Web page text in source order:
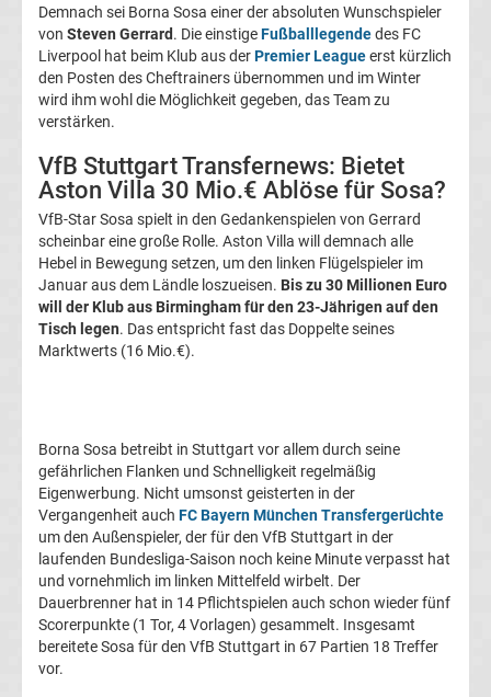
Transfergerüchte
1.
FC
Saarbrücken
Transfergerüchte
1.
Berlin
Transfergerüchte
FSV
Demnach sei Borna Sosa einer der absoluten Wunschspieler
von Steven Gerrard. Die einstigeFußballlegendedes FC
Liverpool hat beim Klub aus derPremier Leagueerst kürzlich
den Posten des Cheftrainers übernommen und im Winter
wird ihm wohl die Möglichkeit gegeben, das Team zu
verstärken.
VfB Stuttgart Transfernews: Bietet
Aston Villa 30 Mio.€ Ablöse für Sosa?
VfB-Star Sosa spielt in den Gedankenspielen von Gerrard
scheinbar eine große Rolle. Aston Villa will demnach alle
Hebel in Bewegung setzen, um den linken Flügelspieler im
Januar aus dem Ländle loszueisen. Bis zu 30 Millionen Euro
will der Klub aus Birmingham für den 23-Jährigen auf den
Tisch legen. Das entspricht fast das Doppelte seines
Marktwerts (16 Mio.€).
Borna Sosa betreibt in Stuttgart vor allem durch seine
gefährlichen Flanken und Schnelligkeit regelmäßig
Eigenwerbung. Nicht umsonst geisterten in der
Vergangenheit auch FC Bayern München Transfergerüchte
um den Außenspieler, der für den VfB Stuttgart in der
laufenden Bundesliga-Saison noch keine Minute verpasst hat
und vornehmlich im linken Mittelfeld wirbelt. Der
Dauerbrenner hat in 14 Pflichtspielen auch schon wieder fünf
Scorerpunkte (1 Tor, 4 Vorlagen) gesammelt. Insgesamt
bereitete Sosa für den VfB Stuttgart in 67 Partien 18 Treffer
vor.